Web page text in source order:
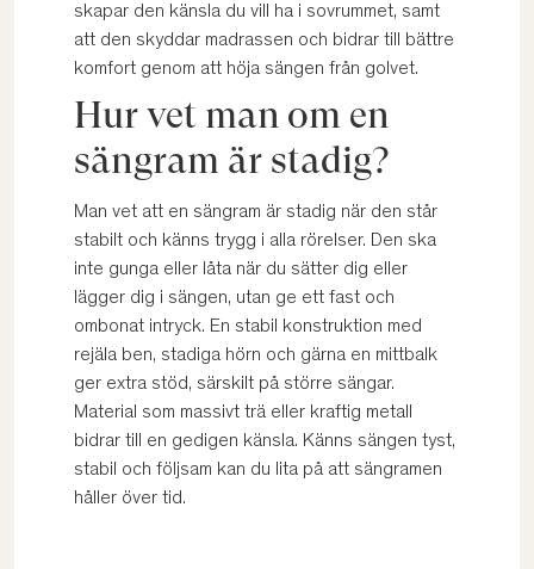
skapar den känsla du vill ha i sovrummet, samt
att den skyddar madrassen och bidrar till bättre
komfort genom att höja sängen från golvet.
Hur vet man om en
sängram är stadig?
Man vet att en sängram är stadig när den står
stabilt och känns trygg i alla rörelser. Den ska
inte gunga eller låta när du sätter dig eller
lägger dig i sängen, utan ge ett fast och
ombonat intryck. En stabil konstruktion med
rejäla ben, stadiga hörn och gärna en mittbalk
ger extra stöd, särskilt på större sängar.
Material som massivt trä eller kraftig metall
bidrar till en gedigen känsla. Känns sängen tyst,
stabil och följsam kan du lita på att sängramen
håller över tid.